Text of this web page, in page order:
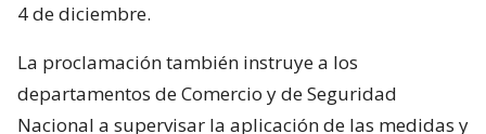
4 de diciembre.
La proclamación también instruye a los
departamentos de Comercio y de Seguridad
Nacional a supervisar la aplicación de las medidas y